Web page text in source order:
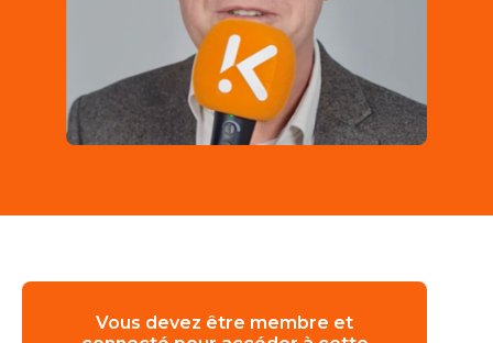
Vous devez être membre et